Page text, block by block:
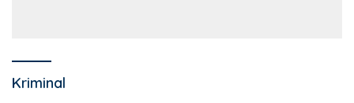
Kriminal